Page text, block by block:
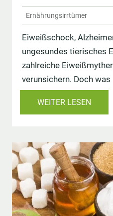
Ernährungsirrtümer
Eiweißschock,
ungesundes tierisches
zahlreiche
verunsichern. Doch
WEITER LESEN